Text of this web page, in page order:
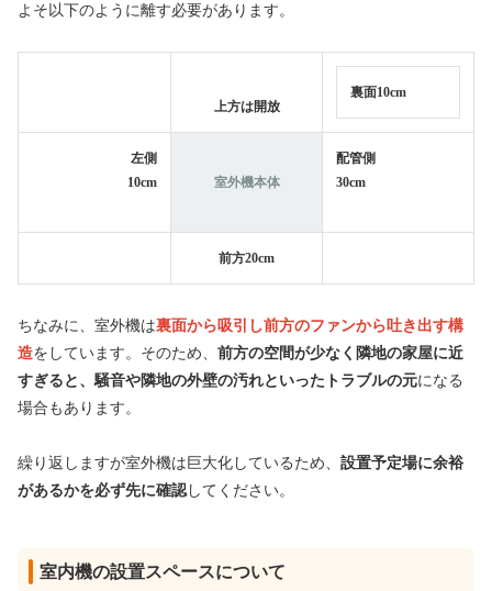
よそ以下のように離す必要があります。
上方は開放
裏面10cm
左側
10cm
室外機本体
配管側
30cm
前方20cm
ちなみに、室外機は裏面から吸引し前方のファンから吐き出す構
造をしています。そのため、 前方の空間が少なく隣地の家屋に近
すぎると、騒音や隣地の外壁の汚れといったトラブルの元になる
場合もあります。
繰り返しますが室外機は巨大化しているため、 設置予定場に余裕
があるかを必ず先に確認 してください。
室内機の設置スペースについて